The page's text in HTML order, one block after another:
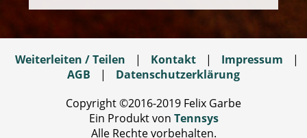
Weiterleiten / Teilen | Kontakt | Impressum
|
AGB
|
Datenschutzerklärung
Copyright ©2016-2019 Felix Garbe
Ein Produkt von Tennsys
Alle Rechte vorbehalten.